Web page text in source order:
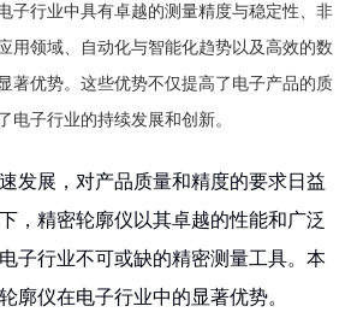
子行业中具有卓越的测量精度与稳定性、非
用领域、自动化与智能化趋势以及高效的数
著优势。这些优势不仅提高了电子产品的质
电子行业的持续发展和创新。
发展，对产品质量和精度的要求日益
，精密轮廓仪以其卓越的性能和广泛
子行业不可或缺的精密测量工具。本
廓仪在电子行业中的显著优势。